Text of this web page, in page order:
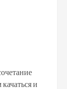
и